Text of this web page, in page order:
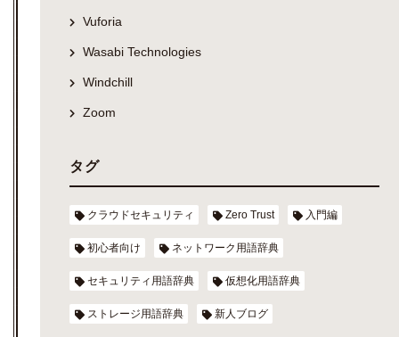
Vuforia
Wasabi Technologies
Windchill
Zoom
タグ
クラウドセキュリティ Zero Trust 入門編
初心者向け ネットワーク用語辞典
セキュリティ用語辞典 仮想化用語辞典
ストレージ用語辞典 新人ブログ